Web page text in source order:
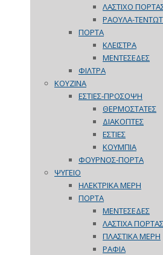
ΛΑΣΤΙΧΟ
ΡΑΟΥΛΑ-
ΠΟΡΤΑ
ΚΛΕΙΣΤΡΑ
ΜΕΝΤΕΣΕΔΕΣ
ΦΙΛΤΡΑ
ΚΟΥΖΙΝΑ
ΕΣΤΙΕΣ-ΠΡΟΣΟΨΗ
ΘΕΡΜΟΣΤΑΤΕΣ
ΔΙΑΚΟΠΤΕΣ
ΕΣΤΙΕΣ
ΚΟΥΜΠΙΑ
ΦΟΥΡΝΟΣ-ΠΟΡΤΑ
ΨΥΓΕΙΟ
ΗΛΕΚΤΡΙΚΑ ΜΕΡΗ
ΠΟΡΤΑ
ΜΕΝΤΕΣΕΔΕΣ
ΛΑΣΤΙΧΑ ΠΟΡΤΑΣ
ΠΛΑΣΤΙΚΑ ΜΕΡΗ
ΡΑΦΙΑ